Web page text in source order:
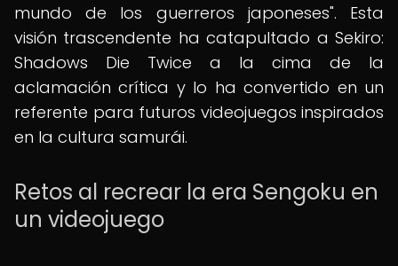
mundo de los guerreros japoneses". Esta
visión trascendente ha catapultado a Sekiro:
Shadows Die Twice a la cima de la
aclamación crítica y lo ha convertido en un
referente para futuros videojuegos inspirados
en la cultura samurái.
Retos al recrear la era Sengoku en
un videojuego